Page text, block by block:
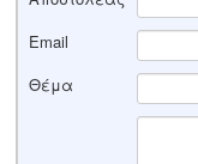
Email
Θέμα